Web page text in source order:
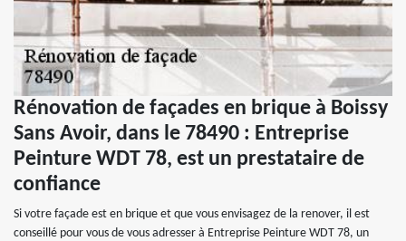
Rénovation de façades en brique à Boissy
Sans Avoir, dans le 78490 : Entreprise
Peinture WDT 78, est un prestataire de
confiance
Si votre façade est en brique et que vous envisagez de la renover, il est
conseillé pour vous de vous adresser à Entreprise Peinture WDT 78, un